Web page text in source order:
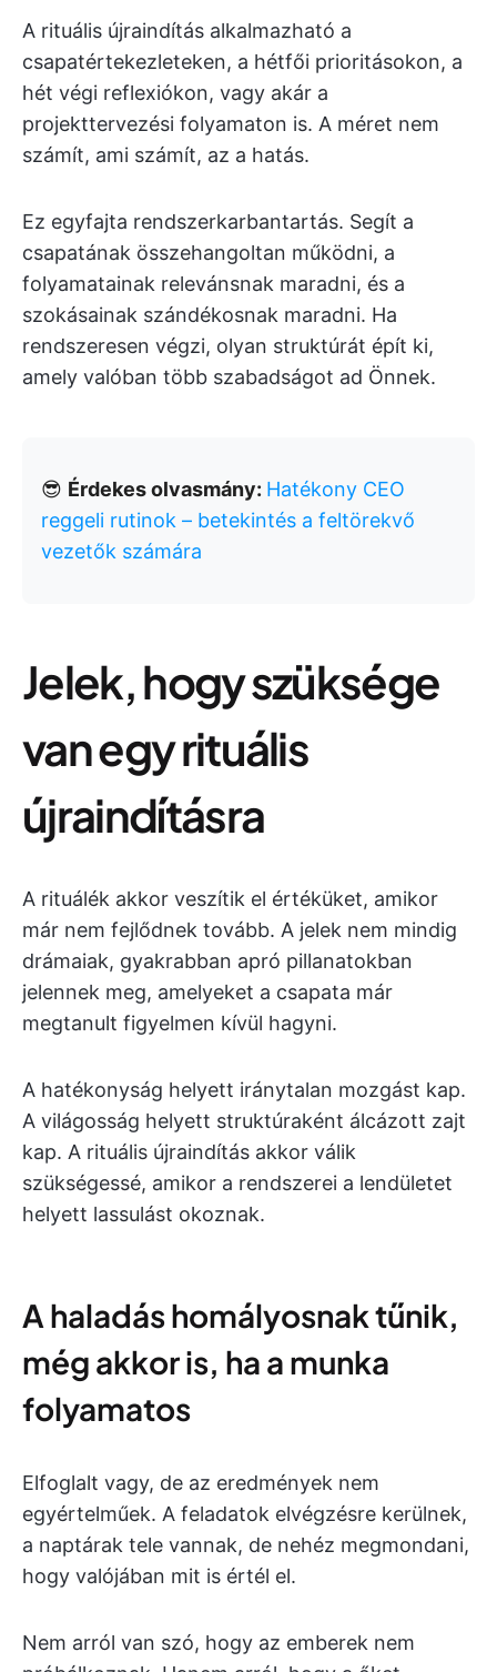
A rituális újraindítás alkalmazható a
csapatértekezleteken, a hétfői prioritásokon, a
hét végi reflexiókon, vagy akár a
projekttervezési folyamaton is. A méret nem
számít, ami számít, az a hatás.
Ez egyfajta rendszerkarbantartás. Segít a
csapatának összehangoltan működni, a
folyamatainak relevánsnak maradni, és a
szokásainak szándékosnak maradni. Ha
rendszeresen végzi, olyan struktúrát épít ki,
amely valóban több szabadságot ad Önnek.
😎 Érdekes olvasmány: Hatékony CEO
reggeli rutinok – betekintés a feltörekvő
vezetők számára
Jelek, hogy szüksége
van egy rituális
újraindításra
A rituálék akkor veszítik el értéküket, amikor
már nem fejlődnek tovább. A jelek nem mindig
drámaiak, gyakrabban apró pillanatokban
jelennek meg, amelyeket a csapata már
megtanult figyelmen kívül hagyni.
A hatékonyság helyett iránytalan mozgást kap.
A világosság helyett struktúraként álcázott zajt
kap. A rituális újraindítás akkor válik
szükségessé, amikor a rendszerei a lendületet
helyett lassulást okoznak.
A haladás homályosnak tűnik,
még akkor is, ha a munka
folyamatos
Elfoglalt vagy, de az eredmények nem
egyértelműek. A feladatok elvégzésre kerülnek,
a naptárak tele vannak, de nehéz megmondani,
hogy valójában mit is értél el.
Nem arról van szó, hogy az emberek nem